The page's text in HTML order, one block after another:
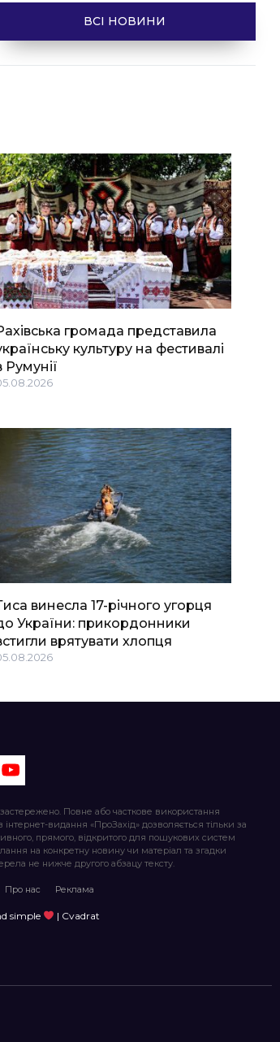
ВСІ НОВИНИ
громада представила
культуру на фестивалі
Румунії
винесла 17-річного угорця
України: прикордонники
врятувати хлопця
Повне або часткове використання
інтернет-видання «ПроЗахід» дозволяється тільки за
прямого, відкритого для пошукових систем
на конкретну новину чи матеріал та згадки
не нижче другого абзацу тексту.
Про нас Реклама
simple | Cvadrat